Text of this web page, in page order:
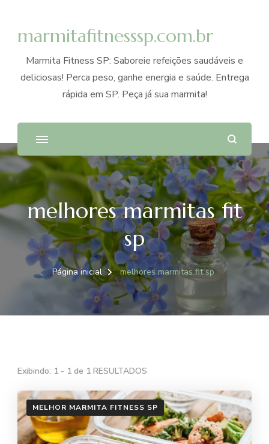
marmitafitnesssp.com.br
Marmita Fitness SP: Saboreie refeições saudáveis e
deliciosas! Perca peso, ganhe energia e saúde. Entrega
rápida em SP. Peça já sua marmita!
melhores marmitas fit
sp
Página inicial melhores marmitas fit sp
Exibindo: 1 - 1 de 1 RESULTADOS
MELHOR MARMITA FITNESS SP